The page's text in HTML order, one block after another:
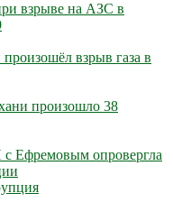
взрыве на АЗС в
взрыв газа в
произошло 38
Ефремовым опровергла